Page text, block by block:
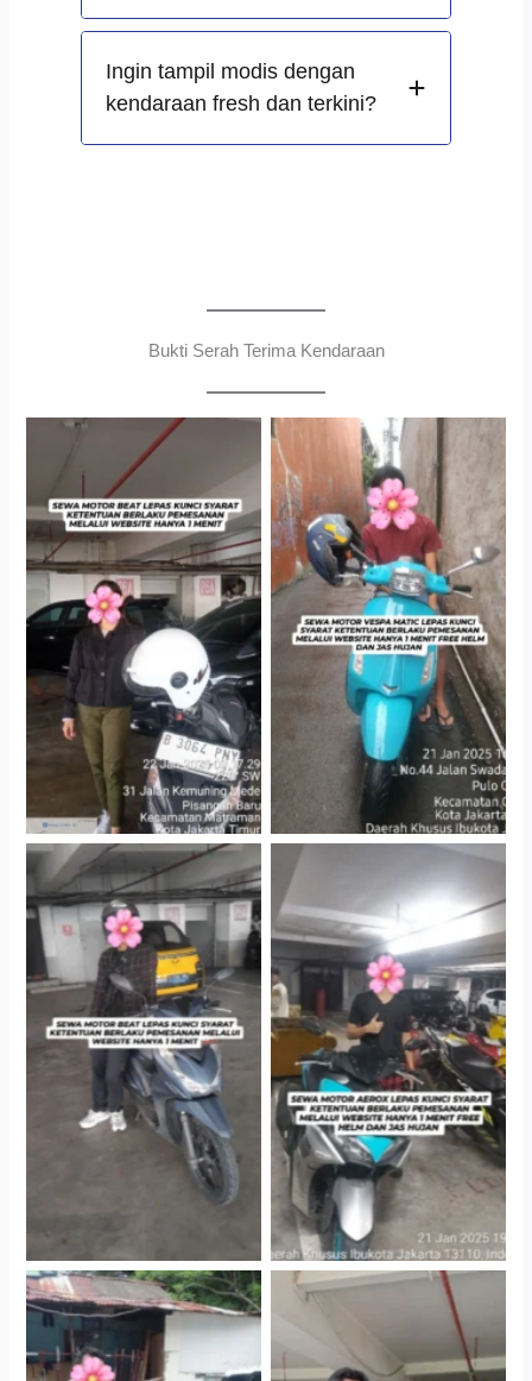
Ingin tampil modis dengan
kendaraan fresh dan terkini?
Bukti Serah Terima Kendaraan
Cityplaza Jatinegara
Gedung Parkir P6A
Antar Jemput Kendaraan
Cityplaza Jatinegara
Gedung Parkir P6A
Cityplaza Jatinegara
Gedung Parkir P6A